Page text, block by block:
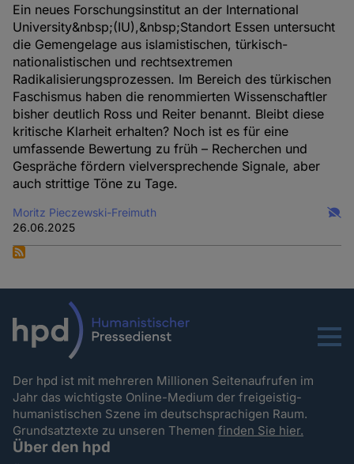
Ein neues Forschungsinstitut an der International
University&nbsp;(IU),&nbsp;Standort Essen untersucht
die Gemengelage aus islamistischen, türkisch-
nationalistischen und rechtsextremen
Radikalisierungsprozessen. Im Bereich des türkischen
Faschismus haben die renommierten Wissenschaftler
bisher deutlich Ross und Reiter benannt. Bleibt diese
kritische Klarheit erhalten? Noch ist es für eine
umfassende Bewertung zu früh – Recherchen und
Gespräche fördern vielversprechende Signale, aber
auch strittige Töne zu Tage.
Moritz Pieczewski-Freimuth
26.06.2025
Menu
Der hpd ist mit mehreren Millionen Seitenaufrufen im
Jahr das wichtigste Online-Medium der freigeistig-
humanistischen Szene im deutschsprachigen Raum.
Grundsatztexte zu unseren Themenfinden Sie hier.
Über den hpd